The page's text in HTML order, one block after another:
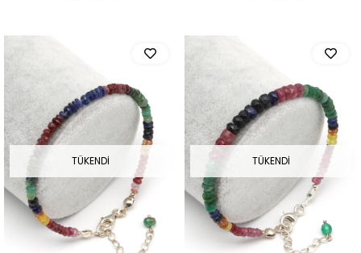
TÜKENDI TÜKENDI